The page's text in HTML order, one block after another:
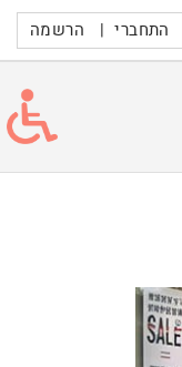
התחברי | הרשמה